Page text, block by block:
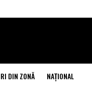
DIN ZONĂ NAŢIONAL